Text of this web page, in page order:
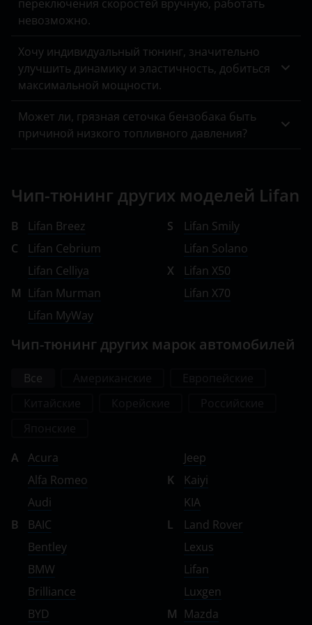
Lifan
Mazda
Mercedes-Benz
MINI
Omoda
Opel
Peugeot
Porsche
Ravon
Renault
Smart
SsangYong
Subaru
Suzuki
Tank
Toyota
переключения скоростей вручную, работать
невозможно.
Хочу индивидуальный тюнинг, значительно
улучшить динамику и эластичность, добиться
максимальной мощности.
Может ли, грязная сеточка бензобака быть
причиной низкого топливного давления?
Чип-тюнинг других моделей Lifan
B
Lifan Breez
C
Lifan Cebrium
Lifan Celliya
M Lifan Murman
Lifan MyWay
S
Lifan Smily
Lifan Solano
X
Lifan X50
Lifan X70
Чип-тюнинг других марок автомобилей
Все
A
Acura
Alfa Romeo
Audi
B
BAIC
Bentley
BMW
Brilliance
BYD
Jeep
K
Kaiyi
KIA
L
Land Rover
Lexus
Lifan
Luxgen
M Mazda